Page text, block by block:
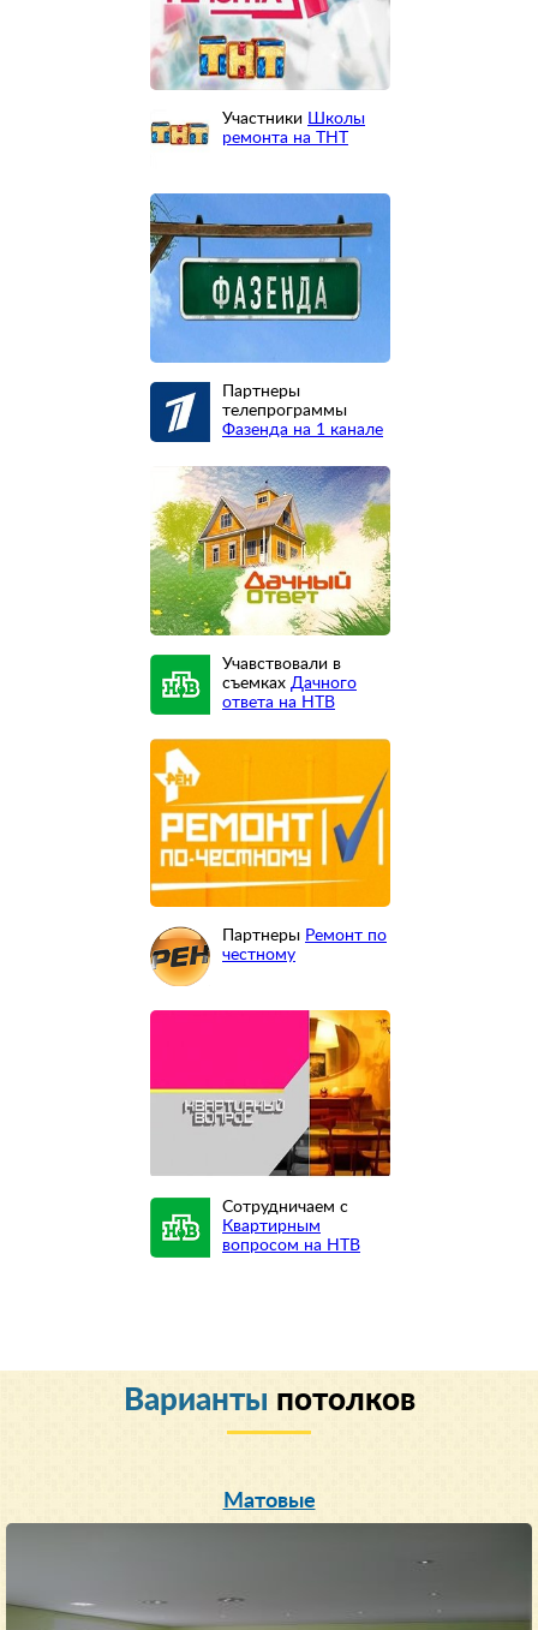
Участники
Школы
ремонта на ТНТ
Партнеры
телепрограммы
Фазенда на 1 канале
Учавствовали в
съемках Дачного
ответа на НТВ
Партнеры Ремонт по
честному
Сотрудничаем с
Квартирным
вопросом на НТВ
Варианты потолков
Матовые